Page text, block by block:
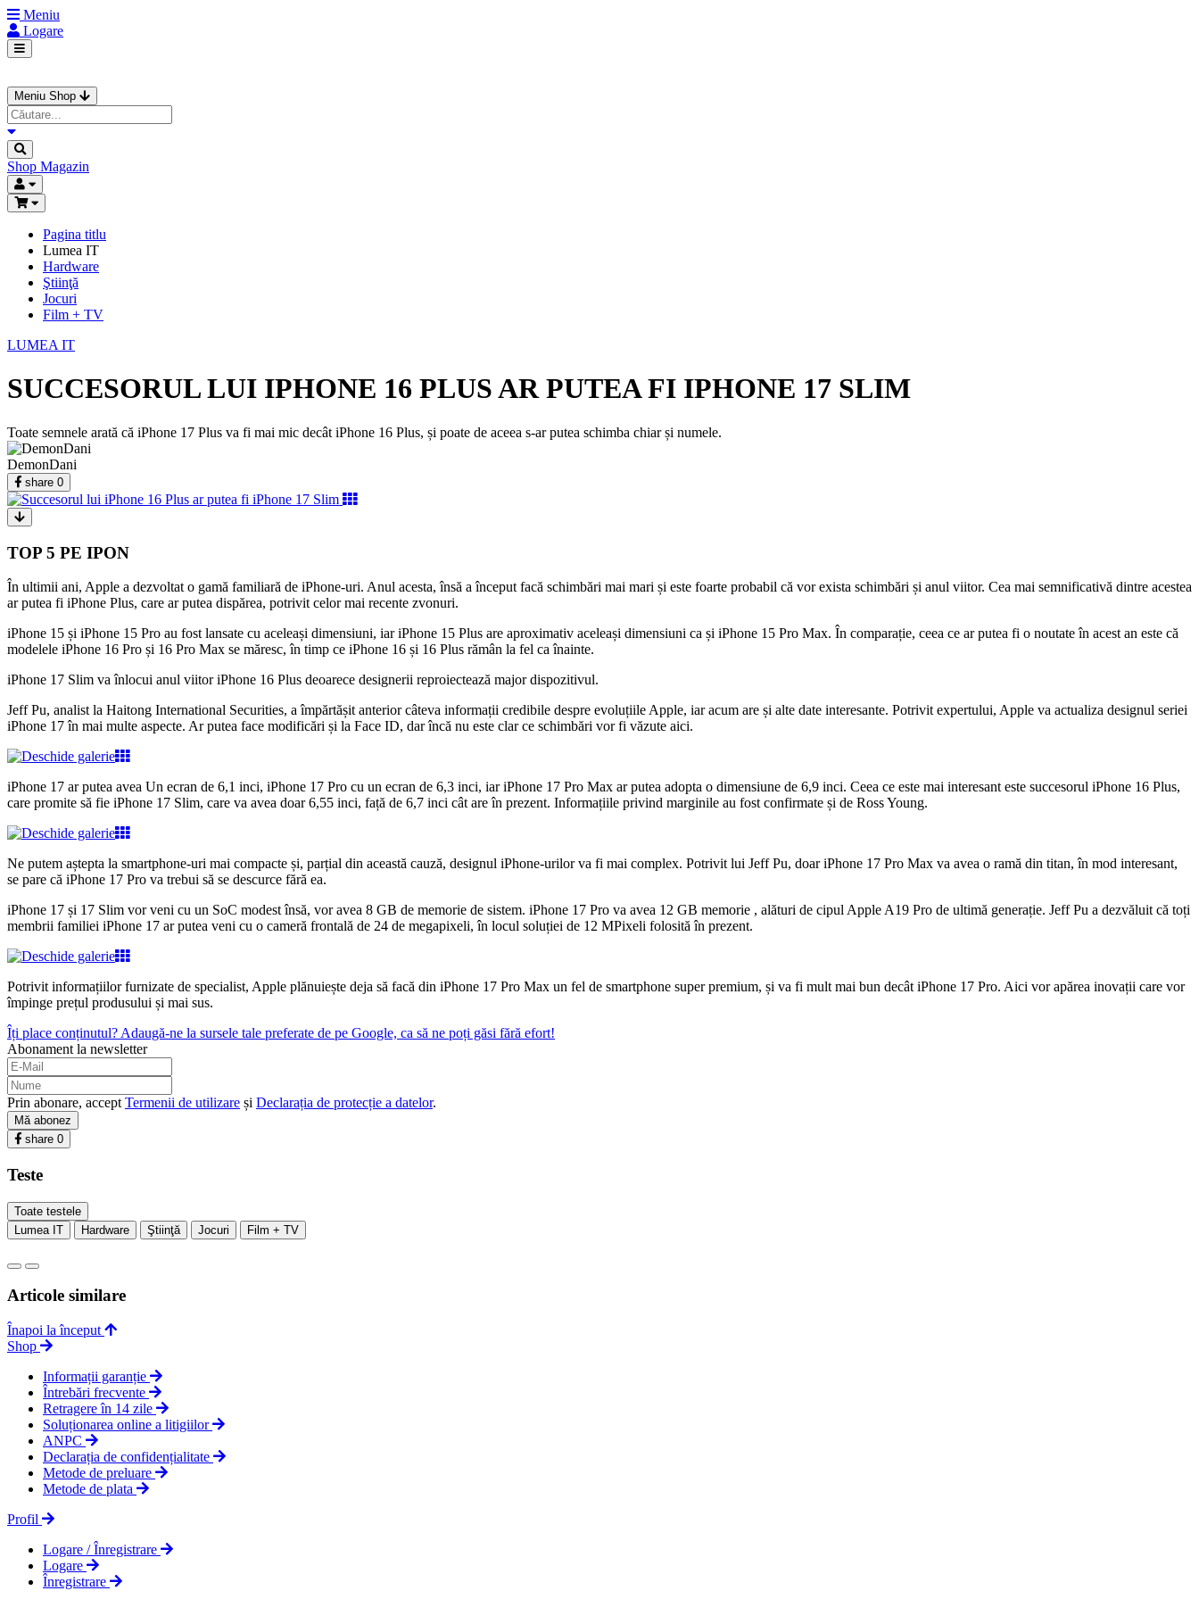
Meniu
Logare
Meniu Shop
Shop Magazin
Pagina titlu
Lumea IT
Hardware
Ştiinţă
Jocuri
Film + TV
LUMEA IT
SUCCESORUL LUI IPHONE 16 PLUS AR PUTEA FI IPHONE 17 SLIM
Toate semnele arată că iPhone 17 Plus va fi mai mic decât iPhone 16 Plus, și poate de aceea s-ar putea schimba chiar și numele.
DemonDani
share 0
TOP 5 PE IPON
În ultimii ani, Apple a dezvoltat o gamă familiară de iPhone-uri. Anul acesta, însă a început facă schimbări mai mari și este foarte probabil că vor exista schimbări și anul viitor. Cea mai semnificativă dintre acestea
ar putea fi iPhone Plus, care ar putea dispărea, potrivit celor mai recente zvonuri.
iPhone 15 și iPhone 15 Pro au fost lansate cu aceleași dimensiuni, iar iPhone 15 Plus are aproximativ aceleași dimensiuni ca și iPhone 15 Pro Max. În comparație, ceea ce ar putea fi o noutate în acest an este că
modelele iPhone 16 Pro și 16 Pro Max se măresc, în timp ce iPhone 16 și 16 Plus rămân la fel ca înainte.
iPhone 17 Slim va înlocui anul viitor iPhone 16 Plus deoarece designerii reproiectează major dispozitivul.
Jeff Pu, analist la Haitong International Securities, a împărtășit anterior câteva informații credibile despre evoluțiile Apple, iar acum are și alte date interesante. Potrivit expertului, Apple va actualiza designul seriei
iPhone 17 în mai multe aspecte. Ar putea face modificări și la Face ID, dar încă nu este clar ce schimbări vor fi văzute aici.
iPhone 17 ar putea avea Un ecran de 6,1 inci, iPhone 17 Pro cu un ecran de 6,3 inci, iar iPhone 17 Pro Max ar putea adopta o dimensiune de 6,9 inci. Ceea ce este mai interesant este succesorul iPhone 16 Plus,
care promite să fie iPhone 17 Slim, care va avea doar 6,55 inci, față de 6,7 inci cât are în prezent. Informațiile privind marginile au fost confirmate și de Ross Young.
Ne putem aștepta la smartphone-uri mai compacte și, parțial din această cauză, designul iPhone-urilor va fi mai complex. Potrivit lui Jeff Pu, doar iPhone 17 Pro Max va avea o ramă din titan, în mod interesant,
se pare că iPhone 17 Pro va trebui să se descurce fără ea.
iPhone 17 și 17 Slim vor veni cu un SoC modest însă, vor avea 8 GB de memorie de sistem. iPhone 17 Pro va avea 12 GB memorie , alături de cipul Apple A19 Pro de ultimă generație. Jeff Pu a dezvăluit că toți
membrii familiei iPhone 17 ar putea veni cu o cameră frontală de 24 de megapixeli, în locul soluției de 12 MPixeli folosită în prezent.
Potrivit informațiilor furnizate de specialist, Apple plănuiește deja să facă din iPhone 17 Pro Max un fel de smartphone super premium, și va fi mult mai bun decât iPhone 17 Pro. Aici vor apărea inovații care vor
împinge prețul produsului și mai sus.
Îți place conținutul? Adaugă-ne la sursele tale preferate de pe Google, ca să ne poți găsi fără efort!
Abonament la newsletter
Prin abonare, accept Termenii de utilizare și Declarația de protecție a datelor.
Mă abonez
share 0
Teste
Toate testele
Lumea IT
Hardware Ştiinţă Jocuri Film + TV
Articole similare
Înapoi la început
Shop
Informații garanție
Întrebări frecvente
Retragere în 14 zile
Soluționarea online a litigiilor
ANPC
Declarația de confidențialitate
Metode de preluare
Metode de plata
Profil
Logare / Înregistrare
Logare
Înregistrare